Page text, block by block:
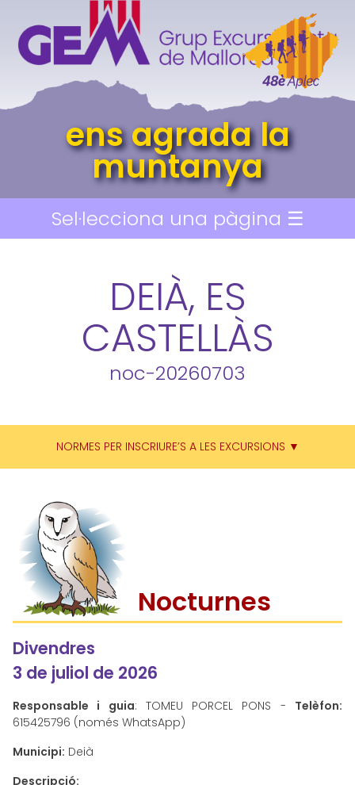
ens agrada la
muntanya
Sel·lecciona una pàgina ☰
DEIÀ, ES
CASTELLÀS
noc-20260703
NORMES PER INSCRIURE’S A LES EXCURSIONS ▼
Nocturnes
Divendres
3 de juliol de 2026
Responsable i guia: TOMEU PORCEL PONS - Telèfon:
615425796 (només WhatsApp)
Municipi: Deià
Descripció: